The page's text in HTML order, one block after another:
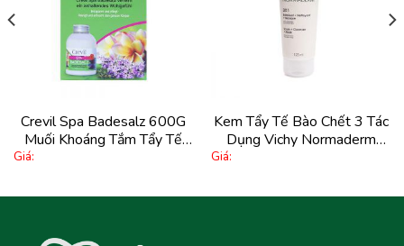
Crevil Spa Badesalz 600G
Muối Khoáng Tắm Tẩy Tế
Bào Chết Toàn Thân Khoáng
Giá:
Kem Tẩy Tế Bào Chết 3 Tác
Dụng Vichy Normaderm
3In1 Scrub + Cleanser +
Giá: